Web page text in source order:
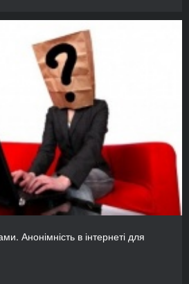
Анонімність в інтернеті для